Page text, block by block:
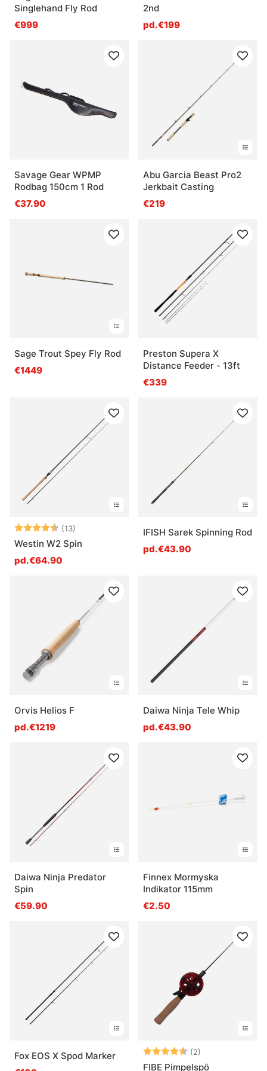
Singlehand Fly Rod
€999
2nd
pd.€199
Savage Gear WPMP
Rodbag 150cm 1 Rod
€37.90
Abu Garcia Beast Pro2
Jerkbait Casting
€219
Sage Trout Spey Fly Rod
€1449
Preston Supera X
Distance Feeder - 13ft
€339
Note: (13)
Westin W2 Spin
pd.€64.90
IFISH Sarek Spinning Rod
pd.€43.90
Orvis Helios F
pd.€1219
Daiwa Ninja Tele Whip
pd.€43.90
Daiwa Ninja Predator
Spin
€59.90
Finnex Mormyska
Indikator 115mm
€2.50
Fox EOS X Spod Marker
Note: (2)
FIBE Pimpelspö